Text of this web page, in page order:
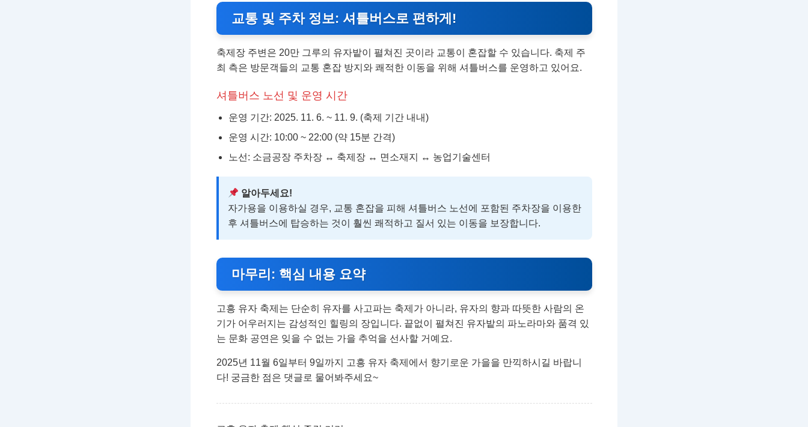
교통 및 주차 정보: 셔틀버스로 편하게!
축제장 주변은 20만 그루의 유자밭이 펼쳐진 곳이라 교통이 혼잡할 수 있습니다. 축제 주
최 측은 방문객들의 교통 혼잡 방지와 쾌적한 이동을 위해 셔틀버스를 운영하고 있어요.
셔틀버스 노선 및 운영 시간
운영 기간: 2025. 11. 6. ~ 11. 9. (축제 기간 내내)
운영 시간: 10:00 ~ 22:00 (약 15분 간격)
노선: 소금공장 주차장 ↔ 축제장 ↔ 면소재지 ↔ 농업기술센터
알아두세요!
자가용을 이용하실 경우, 교통 혼잡을 피해 셔틀버스 노선에 포함된 주차장을 이용한
후 셔틀버스에 탑승하는 것이 훨씬 쾌적하고 질서 있는 이동을 보장합니다.
마무리: 핵심 내용 요약
고흥 유자 축제는 단순히 유자를 사고파는 축제가 아니라, 유자의 향과 따뜻한 사람의 온
기가 어우러지는 감성적인 힐링의 장입니다. 끝없이 펼쳐진 유자밭의 파노라마와 품격 있
는 문화 공연은 잊을 수 없는 가을 추억을 선사할 거예요.
2025년 11월 6일부터 9일까지 고흥 유자 축제에서 향기로운 가을을 만끽하시길 바랍니
다! 궁금한 점은 댓글로 물어봐주세요~